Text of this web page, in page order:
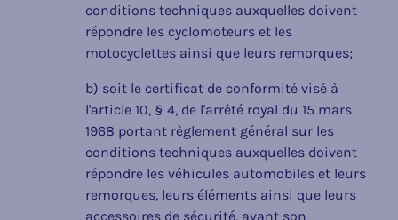
conditions techniques auxquelles doivent
répondre les cyclomoteurs et les
motocyclettes ainsi que leurs remorques;
b) soit le certificat de conformité visé à
l'article 10, § 4, de l'arrêté royal du 15 mars
1968 portant règlement général sur les
conditions techniques auxquelles doivent
répondre les véhicules automobiles et leurs
remorques, leurs éléments ainsi que leurs
accessoires de sécurité, avant son